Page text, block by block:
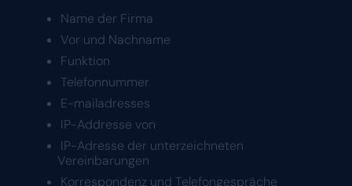
Name der Firma
Vor und Nachname
Funktion
Telefonnummer
E-mailadresses
IP-Addresse von
IP-Adresse der unterzeichneten
Vereinbarungen
Korrespondenz und Telefongespräche